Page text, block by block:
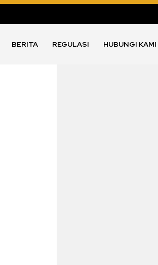
BERITA REGULASI HUBUNGI KAMI